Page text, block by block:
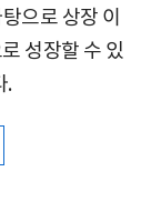
으로 상장 이
성장할 수 있
.